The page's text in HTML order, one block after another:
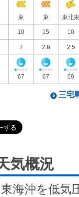
東 東 東北東
10 15 10
7 2.6 2.5
67 67 69
三宅
気概況
海沖を低気